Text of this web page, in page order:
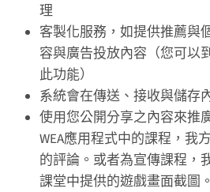
理
客製化服務，如提供推薦與
容與廣告投放內容（您可以
此功能）
系統會在傳送、接收與儲存
使用您公開分享之內容來推
WEA應用程式中的課程，我
的評論。或者為宣傳課程，
課堂中提供的遊戲畫面截圖。